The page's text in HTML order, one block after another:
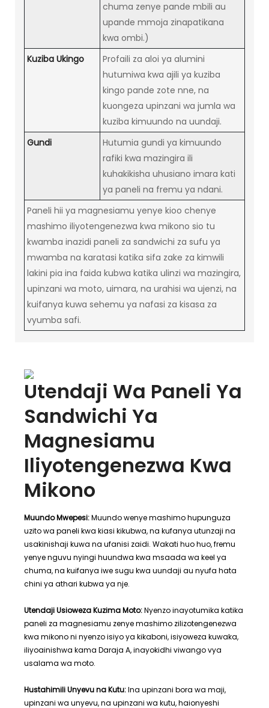
chuma zenye pande mbili au
upande mmoja zinapatikana
kwa ombi.)
Kuziba Ukingo
Profaili za aloi ya alumini
hutumiwa kwa ajili ya kuziba
kingo pande zote nne, na
kuongeza upinzani wa jumla wa
kuziba kimuundo na uundaji.
Gundi
Hutumia gundi ya kimuundo
rafiki kwa mazingira ili
kuhakikisha uhusiano imara kati
ya paneli na fremu ya ndani.
Paneli hii ya magnesiamu yenye kioo chenye
mashimo iliyotengenezwa kwa mikono sio tu
kwamba inazidi paneli za sandwichi za sufu ya
mwamba na karatasi katika sifa zake za kimwili
lakini pia ina faida kubwa katika ulinzi wa mazingira,
upinzani wa moto, uimara, na urahisi wa ujenzi, na
kuifanya kuwa sehemu ya nafasi za kisasa za
vyumba safi.
Utendaji Wa Paneli Ya
Sandwichi Ya
Magnesiamu
Iliyotengenezwa Kwa
Mikono
Muundo Mwepesi:Muundo wenye mashimo hupunguza
uzito wa paneli kwa kiasi kikubwa, na kufanya utunzaji na
usakinishaji kuwa na ufanisi zaidi. Wakati huo huo, fremu
yenye nguvu nyingi huundwa kwa msaada wa keel ya
chuma, na kuifanya iwe sugu kwa uundaji au nyufa hata
chini ya athari kubwa ya nje.
Utendaji Usioweza Kuzima Moto:Nyenzo inayotumika katika
paneli za magnesiamu zenye mashimo zilizotengenezwa
kwa mikono ni nyenzo isiyo ya kikaboni, isiyoweza kuwaka,
iliyoainishwa kama Daraja A, inayokidhi viwango vya
usalama wa moto.
Hustahimili Unyevu na Kutu:Ina upinzani bora wa maji,
upinzani wa unyevu, na upinzani wa kutu, haionyeshi